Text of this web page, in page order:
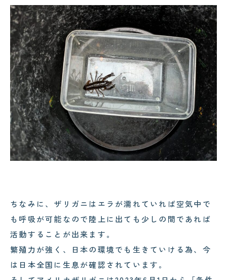
期メンテナンスの大切さ
た！
ちなみに、ザリガニはエラが濡れていれば空気中で
も呼吸が可能なので陸上に出ても少しの間であれば
活動することが出来ます。
繁殖力が強く、日本の環境でも生きていける為、今
は日本全国に生息が確認されています。